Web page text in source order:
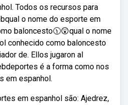
Todos os recursos para
o nome do esporte em
baloncesto🕦😲qual o nome
conhecido como baloncesto
de. Ellos jugaron al
é a forma como nos
em espanhol.
em espanhol são: Ajedrez,